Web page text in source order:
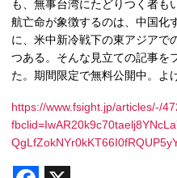
も、無事台湾にたどりつく者も
航亡命が象徴するのは、中国化
に、米中新冷戦下の東アジアで
つある。そんな見立ての記事を
た。期間限定で無料公開中。よ
https://www.fsight.jp/articles/-/